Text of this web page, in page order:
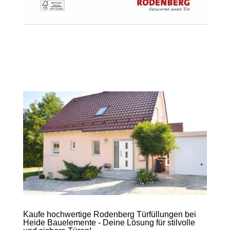
Kaufe hochwertige Rodenberg Türfüllungen bei
Heide Bauelemente - Deine Lösung für stilvolle